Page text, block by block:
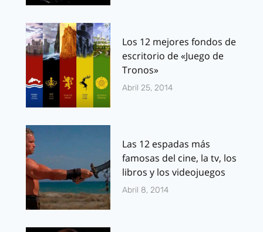
Los 12 mejores fondos de
escritorio de «Juego de
Tronos»
Abril 25, 2014
Las 12 espadas más
famosas del cine, la tv, los
libros y los videojuegos
Abril 8, 2014